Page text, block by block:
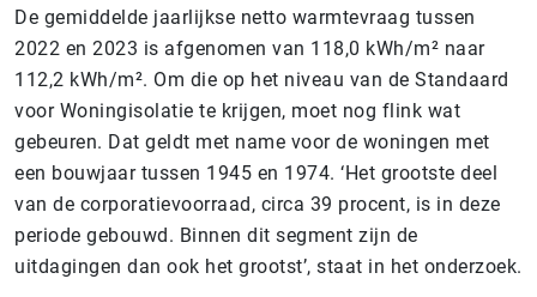
De gemiddelde jaarlijkse netto warmtevraag tussen
2022 en 2023 is afgenomen van 118,0 kWh/m² naar
112,2 kWh/m². Om die op het niveau van de Standaard
voor Woningisolatie te krijgen, moet nog flink wat
gebeuren. Dat geldt met name voor de woningen met
een bouwjaar tussen 1945 en 1974. ‘Het grootste deel
van de corporatievoorraad, circa 39 procent, is in deze
periode gebouwd. Binnen dit segment zijn de
uitdagingen dan ook het grootst’, staat in het onderzoek.